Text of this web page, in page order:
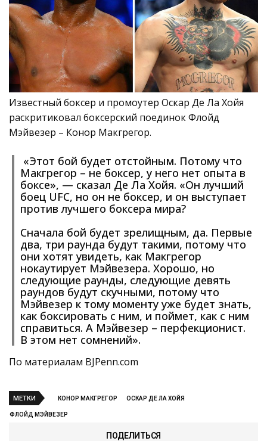
Известный боксер и промоутер Оскар Де Ла Хойя
раскритиковал боксерский поединок Флойд
Мэйвезер – Конор Макгрегор.
«Этот бой будет отстойным. Потому что
Макгрегор – не боксер, у него нет опыта в
боксе», — сказал Де Ла Хойя. «Он лучший
боец UFC, но он не боксер, и он выступает
против лучшего боксера мира?
Сначала бой будет зрелищным, да. Первые
два, три раунда будут такими, потому что
они хотят увидеть, как Макгрегор
нокаутирует Мэйвезера. Хорошо, но
следующие раунды, следующие девять
раундов будут скучными, потому что
Мэйвезер к тому моменту уже будет знать,
как боксировать с ним, и поймет, как с ним
справиться. А Мэйвезер – перфекционист.
В этом нет сомнений».
По материалам BJPenn.com
МЕТКИ КОНОР МАКГРЕГОР ОСКАР ДЕ ЛА ХОЙЯ
ФЛОЙД МЭЙВЕЗЕР
ПОДЕЛИТЬСЯ